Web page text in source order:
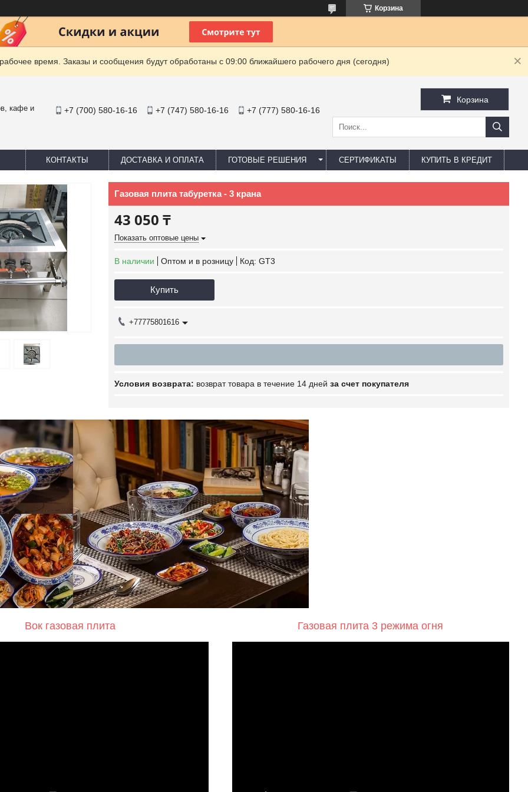
Корзина
время. Заказы и сообщения будут обработаны с 09:00 ближайшего рабочего дня (сегодня)
кафе и +7 (700) 580-16-16 +7 (747) 580-16-16 +7 (777) 580-16-16
Корзина
КОНТАКТЫ ДОСТАВКА И ОПЛАТА ГОТОВЫЕ РЕШЕНИЯ СЕРТИФИКАТЫ КУПИТЬ В КРЕДИТ
Газовая плита табуретка - 3 крана
43 050 ₸
Показать оптовые цены
В наличии Оптом и в розницу Код: GT3
Купить
+77775801616
возврат товара в течение 14 дней за счет покупателя
Вок газовая плита Газовая плита 3 режима огня